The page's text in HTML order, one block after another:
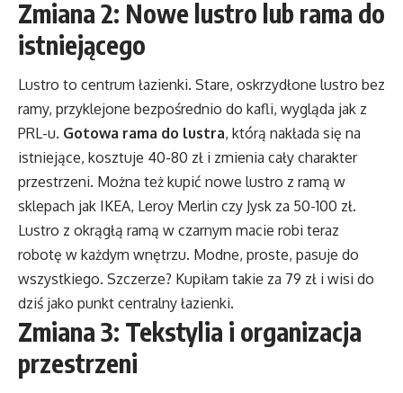
Zmiana 2: Nowe lustro lub rama do
istniejącego
Lustro to centrum łazienki. Stare, oskrzydłone lustro bez
ramy, przyklejone bezpośrednio do kafli, wygląda jak z
PRL-u. Gotowa rama do lustra, którą nakłada się na
istniejące, kosztuje 40-80 zł i zmienia cały charakter
przestrzeni. Można też kupić nowe lustro z ramą w
sklepach jak IKEA, Leroy Merlin czy Jysk za 50-100 zł.
Lustro z okrągłą ramą w czarnym macie robi teraz
robotę w każdym wnętrzu. Modne, proste, pasuje do
wszystkiego. Szczerze? Kupiłam takie za 79 zł i wisi do
dziś jako punkt centralny łazienki.
Zmiana 3: Tekstylia i organizacja
przestrzeni